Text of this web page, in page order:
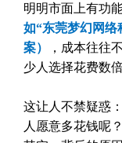
明明市面上有功
如“东莞梦幻网络
案）
，成本往往
少人选择花费数
这让人不禁疑惑
人愿意多花钱呢？